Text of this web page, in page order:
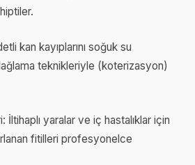
kan kayıplarını soğuk su
teknikleriyle (koterizasyon)
İltihaplı yaralar ve iç hastalıklar için
fitilleri profesyonelce